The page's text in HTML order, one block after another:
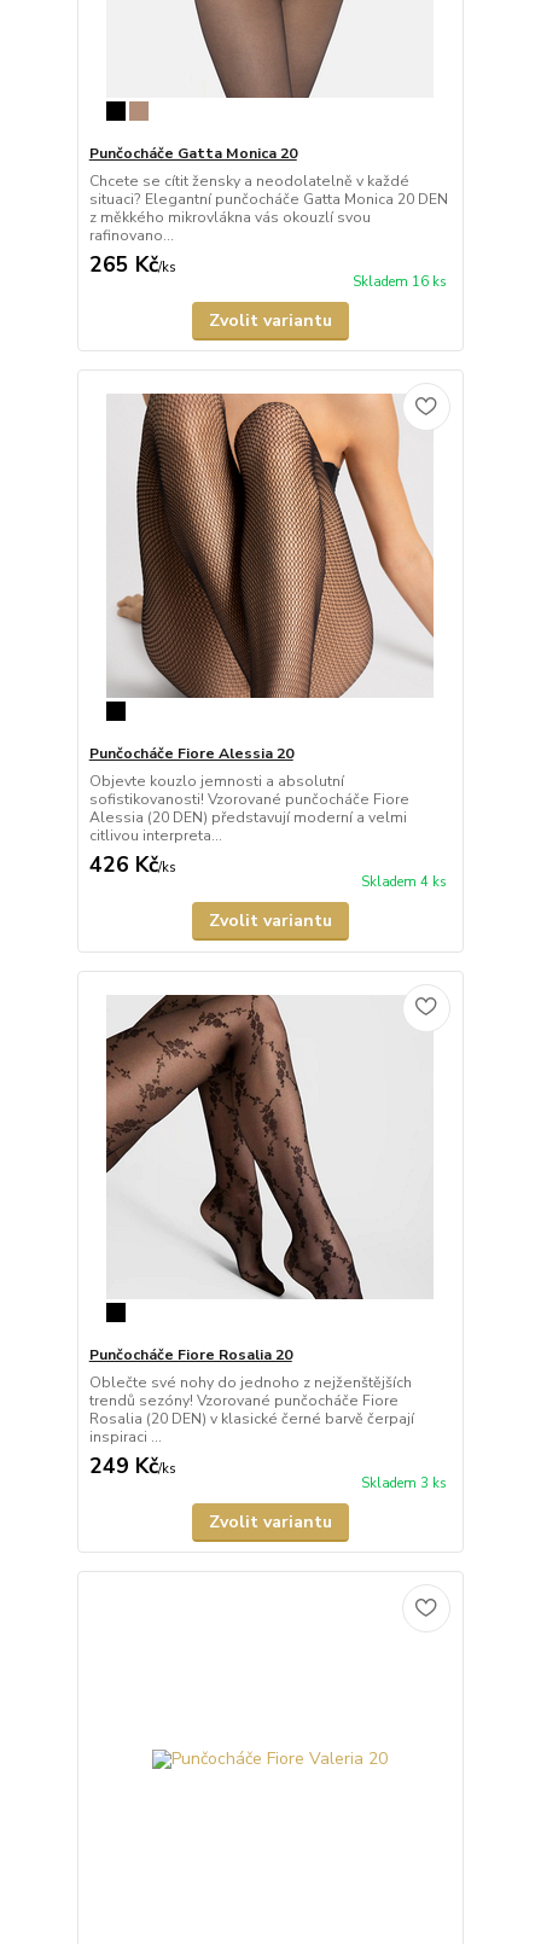
Punčocháče Gatta Monica 20
Chcete se cítit žensky a neodolatelně v každé
situaci? Elegantní punčocháče Gatta Monica 20 DEN
z měkkého mikrovlákna vás okouzlí svou
rafinovano...
265 Kč/ks
Skladem 16 ks
Zvolit variantu
Punčocháče Fiore Alessia 20
Objevte kouzlo jemnosti a absolutní
sofistikovanosti! Vzorované punčocháče Fiore
Alessia (20 DEN) představují moderní a velmi
citlivou interpreta...
426 Kč/ks
Skladem 4 ks
Zvolit variantu
Punčocháče Fiore Rosalia 20
Oblečte své nohy do jednoho z nejženštějších
trendů sezóny! Vzorované punčocháče Fiore
Rosalia (20 DEN) v klasické černé barvě čerpají
inspiraci ...
249 Kč/ks
Skladem 3 ks
Zvolit variantu